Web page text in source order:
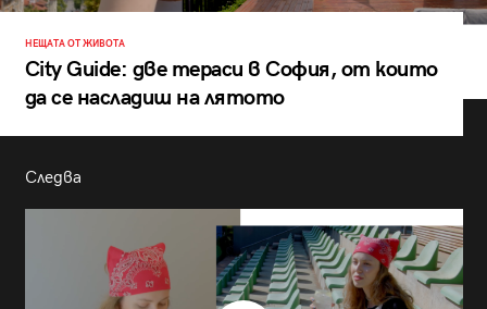
НЕЩАТА ОТ ЖИВОТА
City Guide: две тераси в София, от които
да се насладиш на лятото
Следва